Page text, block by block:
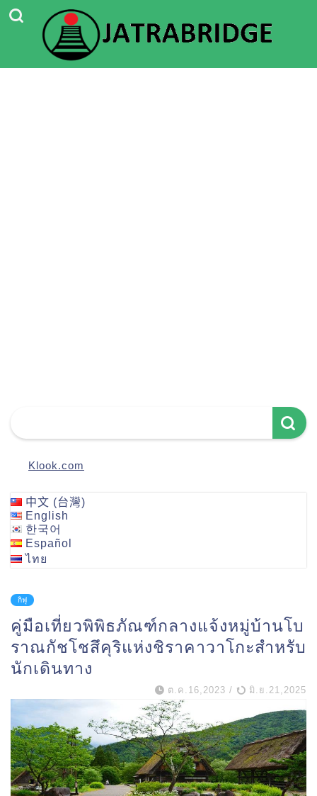
Klook.com
中文 (台灣)
English
한국어
Español
ไทย
กิฟุ
คู่มือเที่ยวพิพิธภัณฑ์กลางแจ้งหมู่บ้านโบ
ราณกัชโชสึคุริแห่งชิราคาวาโกะสำหรับ
นักเดินทาง
ต.ค.16,2023 / มิ.ย.21,2025